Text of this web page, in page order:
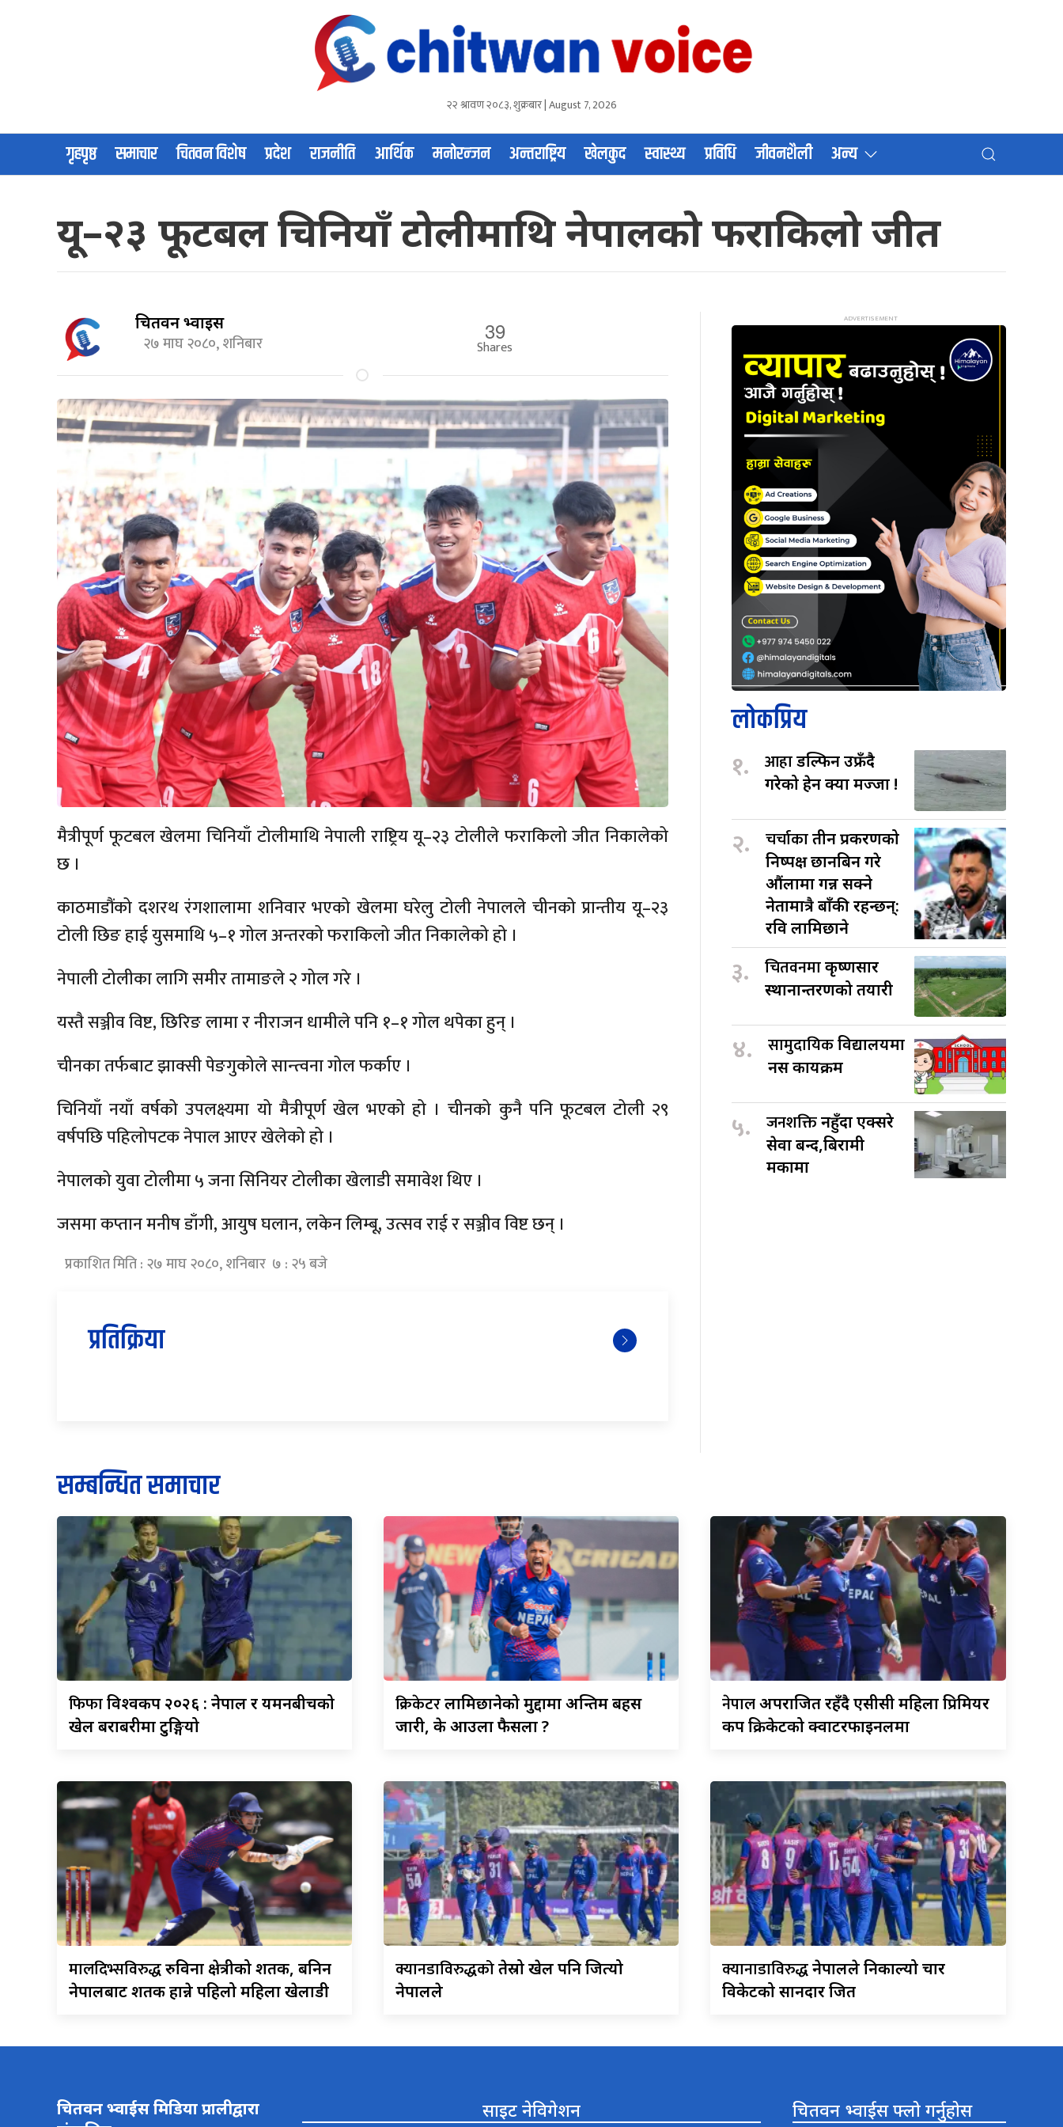
२२ श्रावण २०८३, शुक्रबार | August 7, 2026
गृहपृष्ठ समाचार चितवन विशेष प्रदेश राजनीति आर्थिक मनोरन्जन अन्तराष्ट्रिय खेलकुद स्वास्थ्य प्रविधि जीवनशैली अन्य
यू–२३ फूटबल चिनियाँ टोलीमाथि नेपालको फराकिलो जीत
चितवन भ्वाईस
२७ माघ २०८०, शनिबार
39
Shares
मैत्रीपूर्ण फूटबल खेलमा चिनियाँ टोलीमाथि नेपाली राष्ट्रिय यू–२३ टोलीले फराकिलो जीत निकालेको
छ ।
काठमाडौंको दशरथ रंगशालामा शनिवार भएको खेलमा घरेलु टोली नेपालले चीनको प्रान्तीय यू–२३
टोली छिङ हाई युसमाथि ५–१ गोल अन्तरको फराकिलो जीत निकालेको हो ।
नेपाली टोलीका लागि समीर तामाङले २ गोल गरे ।
यस्तै सञ्जीव विष्ट, छिरिङ लामा र नीराजन धामीले पनि १–१ गोल थपेका हुन् ।
चीनका तर्फबाट झाक्सी पेङगुकोले सान्त्वना गोल फर्काए ।
चिनियाँ नयाँ वर्षको उपलक्ष्यमा यो मैत्रीपूर्ण खेल भएको हो । चीनको कुनै पनि फूटबल टोली २९
वर्षपछि पहिलोपटक नेपाल आएर खेलेको हो ।
नेपालको युवा टोलीमा ५ जना सिनियर टोलीका खेलाडी समावेश थिए ।
जसमा कप्तान मनीष डाँगी, आयुष घलान, लकेन लिम्बू, उत्सव राई र सञ्जीव विष्ट छन् ।
प्रकाशित मिति : २७ माघ २०८०, शनिबार ७ : २५ बजे
प्रतिक्रिया
लोकप्रिय
१. आहाडल्फिन उफ्रँदै
गरेको हेर्न क्या मज्जा !
२. चर्चाकातीन प्रकरणको
निष्पक्ष छानबिन गरे
औंलामा गन्न सक्ने
नेतामात्रै बाँकी रहन्छन्:
रवि लामिछाने
३. चितवनमाकृष्णसार
स्थानान्तरणको तयारी
४. सामुदायिकविद्यालयमा
नर्स कार्यक्रम
५. जनशक्तिनहुँदा एक्सरे
सेवा बन्द,बिरामी
मर्कामा
सम्बन्धित समाचार
फिफाविश्वकप २०२६ : नेपाल र यमनबीचको
खेल बराबरीमा टुङ्गियो
क्रिकेटरलामिछानेको मुद्दामा अन्तिम बहस
जारी, के आउला फैसला ?
नेपालअपराजित रहँदै एसीसी महिला प्रिमियर
कप क्रिकेटको क्वार्टरफाइनलमा
मालदिभ्सविरुद्धरुविना क्षेत्रीको शतक, बनिन
नेपालबाट शतक हान्ने पहिलो महिला खेलाडी
क्यानडाविरुद्धकोतेस्रो खेल पनि जित्यो
नेपालले
क्यानाडाविरुद्धनेपालले निकाल्यो चार
विकेटको सानदार जित
चितवन भ्वाईस मिडिया प्रालीद्वारा
साइट नेविगेशन चितवन भ्वाईस फ्लो गर्नुहोस